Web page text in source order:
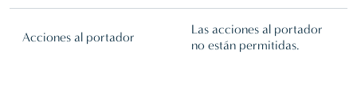
Acciones al portador
Las acciones al portador
no están permitidas.